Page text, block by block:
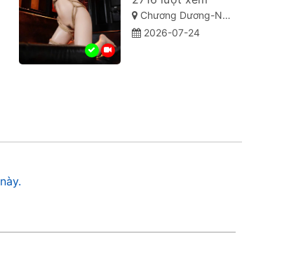
Chương Dương-Nguyễn Văn Cừ-TP quy Nhơn Bình Định
2026-07-24